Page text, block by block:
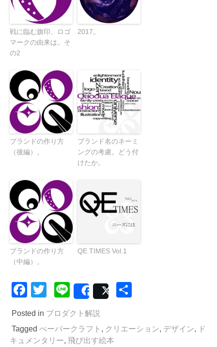
戦に臨む旗印、ロゴ
マークの由来は。そ
の2
2017。
ブランドの作り方
（後編）。
ブランド名のネーミ
ングの考慮。どう付
けたか。
ブランドの作り方
（中編）。
QE TIMES Vol.1
Facebook
Twitter
Line SharePost
Posted in プロダクト解説
Tagged ぺーパークラフト , クリエーション, デザイン,
ド
キュメンタリー, 飛び出す絵本